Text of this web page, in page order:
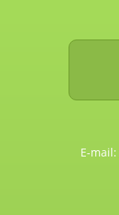
E-mail: